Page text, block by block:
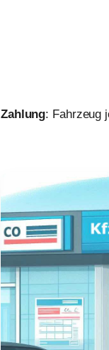
Zahlung: Fahrzeug